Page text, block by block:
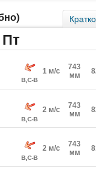
Кратко
Пт
В,С-В
1 м/с
743
мм
В,С-В
2 м/с
743
мм
В,С-В
2 м/с
743
мм